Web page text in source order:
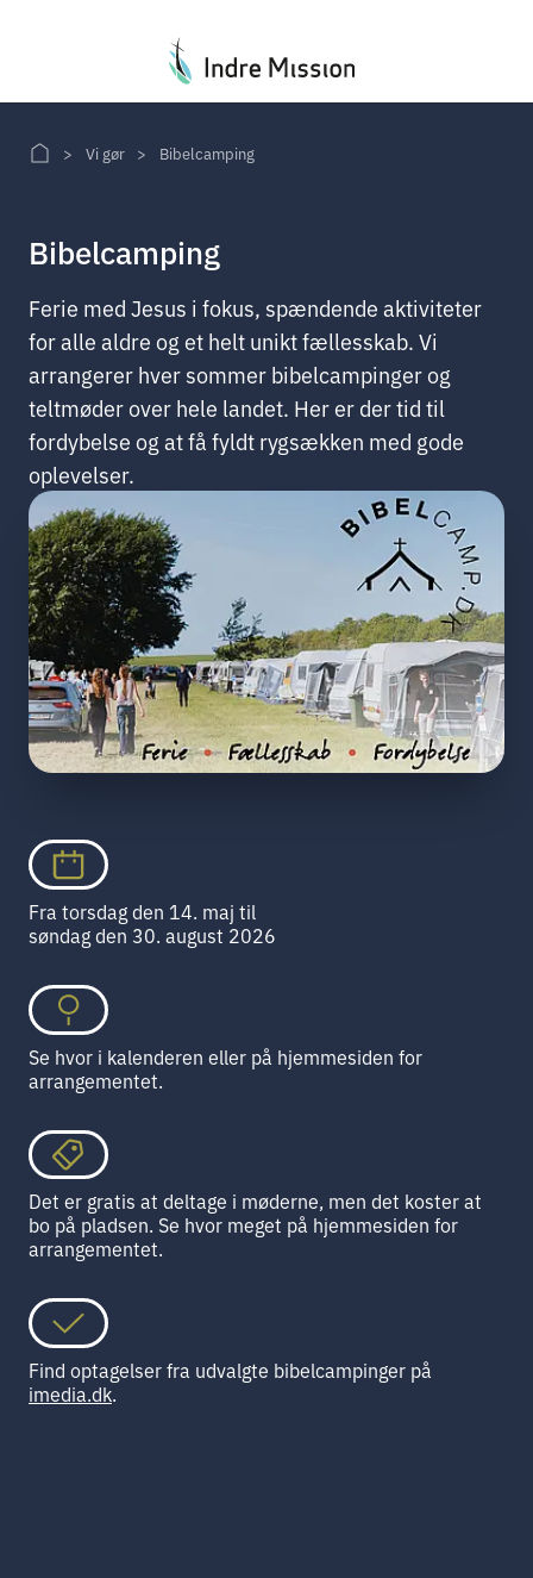
Vi gør Bibelcamping
Fra torsdag den 14. maj til
søndag den 30. august 2026
Se hvor i kalenderen eller på hjemmesiden for
arrangementet.
Det er gratis at deltage i møderne, men det koster at
bo på pladsen. Se hvor meget på hjemmesiden for
arrangementet.
Find optagelser fra udvalgte bibelcampinger på
imedia.dk.
Bibelcamping
Ferie med Jesus i fokus, spændende aktiviteter
for alle aldre og et helt unikt fællesskab. Vi
arrangerer hver sommer bibelcampinger og
teltmøder over hele landet. Her er der tid til
fordybelse og at få fyldt rygsækken med gode
oplevelser.